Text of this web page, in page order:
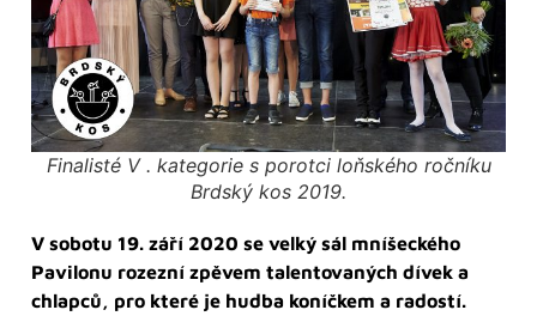
Finalisté V . kategorie s porotci loňského ročníku
Brdský kos 2019.
V sobotu 19. září 2020 se velký sál mníšeckého
Pavilonu rozezní zpěvem talentovaných dívek a
chlapců, pro které je hudba koníčkem a radostí.